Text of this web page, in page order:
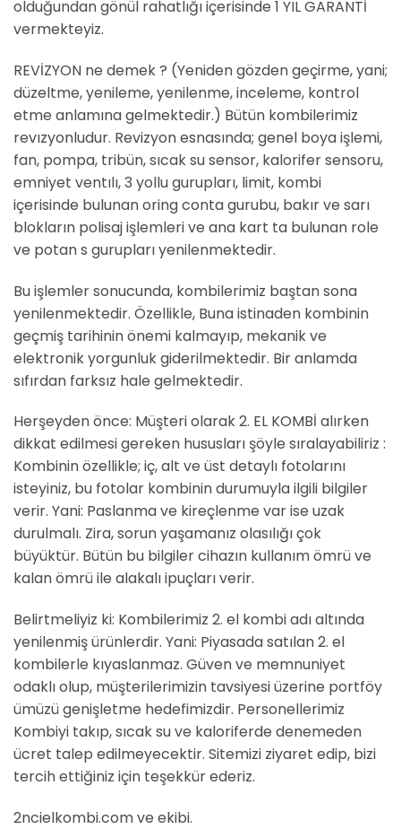
olduğundan gönül rahatlığı içerisinde 1 YIL GARANTİ
vermekteyiz.
REVİZYON ne demek ? (Yeniden gözden geçirme, yani;
düzeltme, yenileme, yenilenme, inceleme, kontrol
etme anlamına gelmektedir.) Bütün kombilerimiz
revızyonludur. Revizyon esnasında; genel boya işlemi,
fan, pompa, tribün, sıcak su sensor, kalorifer sensoru,
emniyet ventılı, 3 yollu gurupları, limit, kombi
içerisinde bulunan oring conta gurubu, bakır ve sarı
blokların polisaj işlemleri ve ana kart ta bulunan role
ve potan s gurupları yenilenmektedir.
Bu işlemler sonucunda, kombilerimiz baştan sona
yenilenmektedir. Özellikle, Buna istinaden kombinin
geçmiş tarihinin önemi kalmayıp, mekanik ve
elektronik yorgunluk giderilmektedir. Bir anlamda
sıfırdan farksız hale gelmektedir.
Herşeyden önce: Müşteri olarak 2. EL KOMBİ alırken
dikkat edilmesi gereken hususları şöyle sıralayabiliriz :
Kombinin özellikle; iç, alt ve üst detaylı fotolarını
isteyiniz, bu fotolar kombinin durumuyla ilgili bilgiler
verir. Yani: Paslanma ve kireçlenme var ise uzak
durulmalı. Zira, sorun yaşamanız olasılığı çok
büyüktür. Bütün bu bilgiler cihazın kullanım ömrü ve
kalan ömrü ile alakalı ipuçları verir.
Belirtmeliyiz ki: Kombilerimiz 2. el kombi adı altında
yenilenmiş ürünlerdir. Yani: Piyasada satılan 2. el
kombilerle kıyaslanmaz. Güven ve memnuniyet
odaklı olup, müşterilerimizin tavsiyesi üzerine portföy
ümüzü genişletme hedefimizdir. Personellerimiz
Kombiyi takıp, sıcak su ve kaloriferde denemeden
ücret talep edilmeyecektir. Sitemizi ziyaret edip, bizi
tercih ettiğiniz için teşekkür ederiz.
2ncielkombi.com ve ekibi.